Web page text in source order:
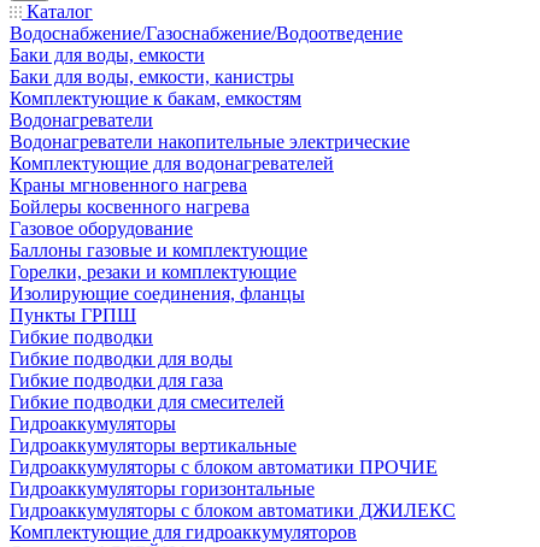
Каталог
Водоснабжение/Газоснабжение/Водоотведение
Баки для воды, емкости
Баки для воды, емкости, канистры
Комплектующие к бакам, емкостям
Водонагреватели
Водонагреватели накопительные электрические
Комплектующие для водонагревателей
Краны мгновенного нагрева
Бойлеры косвенного нагрева
Газовое оборудование
Баллоны газовые и комплектующие
Горелки, резаки и комплектующие
Изолирующие соединения, фланцы
Пункты ГРПШ
Гибкие подводки
Гибкие подводки для воды
Гибкие подводки для газа
Гибкие подводки для смесителей
Гидроаккумуляторы
Гидроаккумуляторы вертикальные
Гидроаккумуляторы с блоком автоматики ПРОЧИЕ
Гидроаккумуляторы горизонтальные
Гидроаккумуляторы с блоком автоматики ДЖИЛЕКС
Комплектующие для гидроаккумуляторов